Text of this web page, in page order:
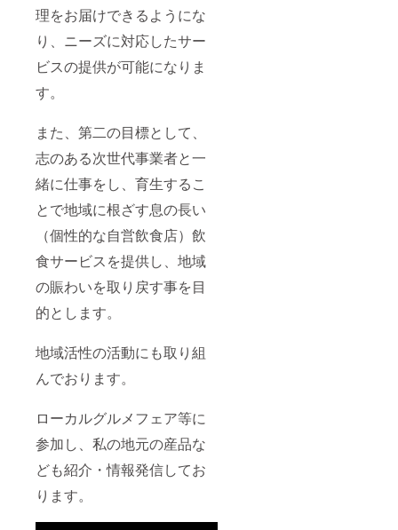
理をお届けできるようにな
り、ニーズに対応したサー
ビスの提供が可能になりま
す。
また、第二の目標として、
志のある次世代事業者と一
緒に仕事をし、育生するこ
とで地域に根ざす息の長い
（個性的な自営飲食店）飲
食サービスを提供し、地域
の賑わいを取り戻す事を目
的とします。
地域活性の活動にも取り組
んでおります。
ローカルグルメフェア等に
参加し、私の地元の産品な
ども紹介・情報発信してお
ります。